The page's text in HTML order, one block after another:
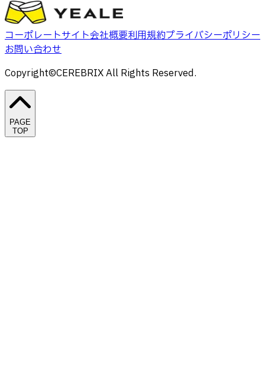
コーポレートサイト会社概要利用規約プライバシーポリシー
お問い合わせ
Copyright©CEREBRIX All Rights Reserved.
PAGE
TOP